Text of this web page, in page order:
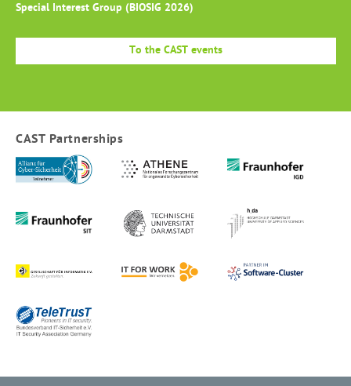
Special Interest Group (BIOSIG 2026)
To the CAST events
CAST Partnerships